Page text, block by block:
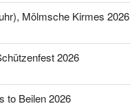
Mölmsche Kirmes 2026
2026
to Beilen 2026